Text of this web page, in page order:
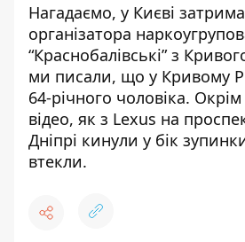
Нагадаємо, у Києві
організатора
“Краснобалівські” з
ми писали, що у Кривому
64-річного чоловіка.
відео, як з Lexus на
Дніпрі кинули у бік
втекли.